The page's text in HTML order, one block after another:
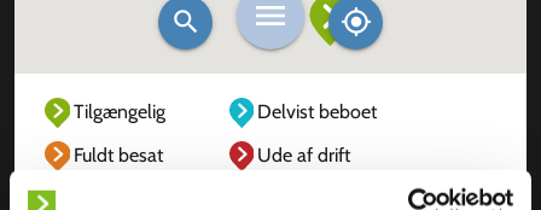
Tilgængelig
Delvist beboet
Fuldt besat
Ude af drift